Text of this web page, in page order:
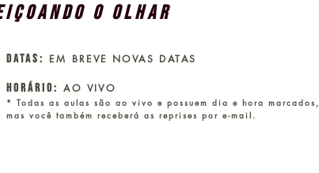
O OLHAR
datas: EM BREVE NOVAS DATAS
HORÁRIO: AO VIVO
* Todas as aulas são ao vivo e possuem dia e hora marcados,
mas você também receberá as reprises por e-mail.